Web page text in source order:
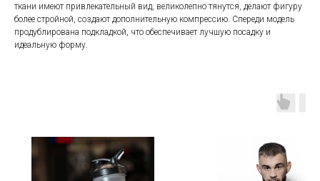
ткани имеют привлекательный вид, великолепно тянутся, делают фигуру
более стройной, создают дополнительную компрессию. Спереди модель
продублирована подкладкой, что обеспечивает лучшую посадку и
идеальную форму.